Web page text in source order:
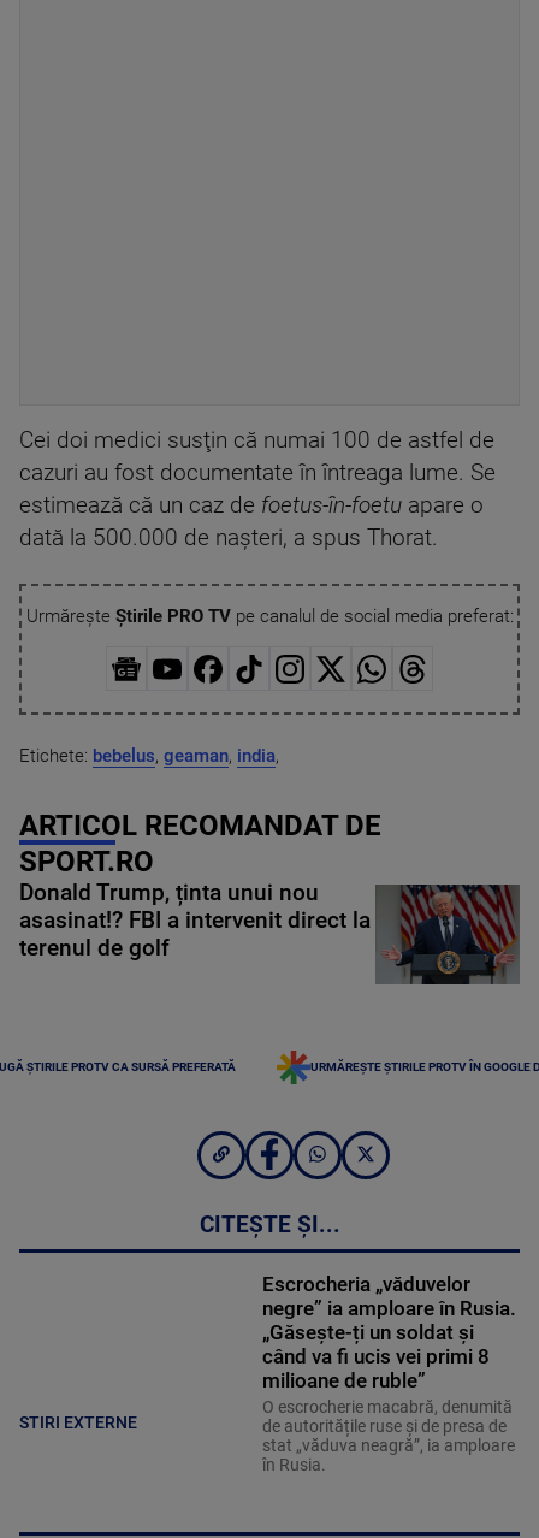
Cei doi medici susţin că numai 100 de astfel de
cazuri au fost documentate în întreaga lume. Se
estimează că un caz de foetus-în-foetu apare o
dată la 500.000 de naşteri, a spus Thorat.
Urmărește Știrile PRO TVpe canalul de social media preferat:
Etichete: bebelus, geaman, india,
ARTICOL RECOMANDAT DE
SPORT.RO
Donald Trump, ținta unui nou
asasinat!? FBI a intervenit direct la
terenul de golf
ȘTIRILE PROTV CA SURSĂ PREFERATĂ URMĂREȘTE ȘTIRILE PROTV ÎN GOOGLE
CITEȘTE ȘI...
STIRI EXTERNE
Escrocheria „văduvelor
negre” ia amploare în Rusia.
„Găsește-ți un soldat și
când va fi ucis vei primi 8
milioane de ruble”
O escrocherie macabră, denumită
de autoritățile ruse și de presa de
stat „văduva neagră”, ia amploare
în Rusia.